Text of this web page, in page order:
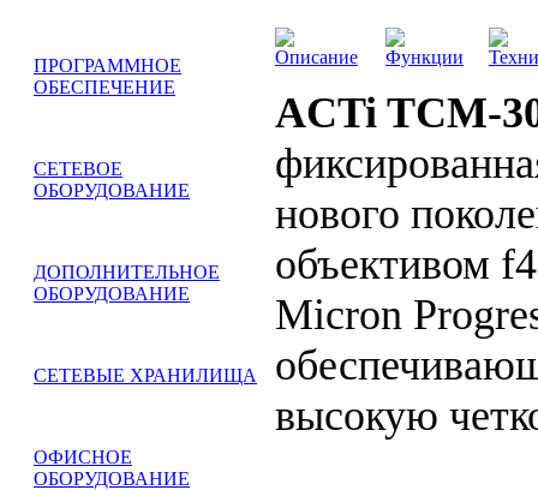
ПРОГРАММНОЕ
ОБЕСПЕЧЕНИЕ
СЕТЕВОЕ
ОБОРУДОВАНИЕ
ДОПОЛНИТЕЛЬНОЕ
ОБОРУДОВАНИЕ
СЕТЕВЫЕ ХРАНИЛИЩА
ОФИСНОЕ
ОБОРУДОВАНИЕ
Описание Функции
ACTi TCM-
нового
объективом
Micron
высокую